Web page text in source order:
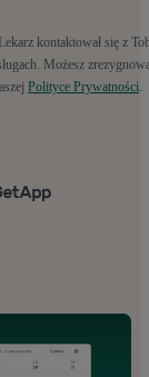
kontaktował się z
Możesz
Polityce Prywatności.